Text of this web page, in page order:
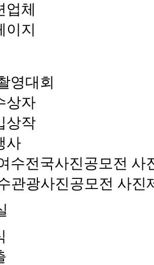
업체
이지
영대회
상자
상작
사
수전국사진공모전 사
관광사진공모전 사진